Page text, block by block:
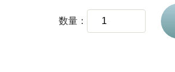
数量